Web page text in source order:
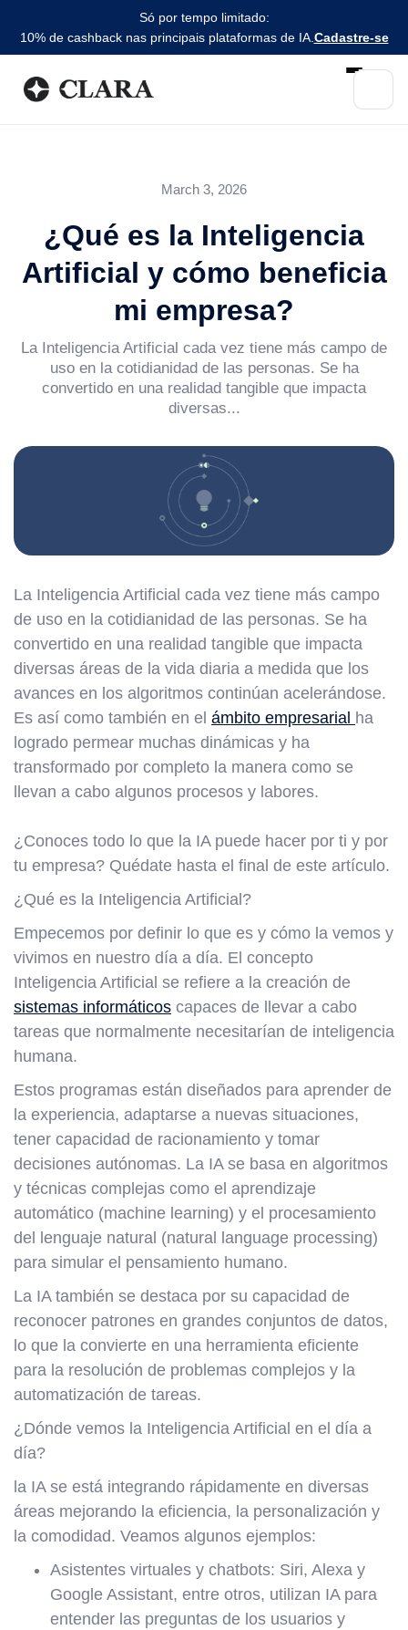
Só por tempo limitado:
10% de cashback nas principais plataformas de IA. Cadastre-se
March 3, 2026
¿Qué es la Inteligencia
Artificial y cómo beneficia
mi empresa?
La Inteligencia Artificial cada vez tiene más campo de
uso en la cotidianidad de las personas. Se ha
convertido en una realidad tangible que impacta
diversas...
La Inteligencia Artificial cada vez tiene más campo
de uso en la cotidianidad de las personas. Se ha
convertido en una realidad tangible que impacta
diversas áreas de la vida diaria a medida que los
avances en los algoritmos continúan acelerándose.
Es así como también en el ámbito empresarial ha
logrado permear muchas dinámicas y ha
transformado por completo la manera como se
llevan a cabo algunos procesos y labores.
¿Conoces todo lo que la IA puede hacer por ti y por
tu empresa? Quédate hasta el final de este artículo.
¿Qué es la Inteligencia Artificial?
Empecemos por definir lo que es y cómo la vemos y
vivimos en nuestro día a día. El concepto
Inteligencia Artificial se refiere a la creación de
sistemas informáticos capaces de llevar a cabo
tareas que normalmente necesitarían de inteligencia
humana.
Estos programas están diseñados para aprender de
la experiencia, adaptarse a nuevas situaciones,
tener capacidad de racionamiento y tomar
decisiones autónomas. La IA se basa en algoritmos
y técnicas complejas como el aprendizaje
automático (machine learning) y el procesamiento
del lenguaje natural (natural language processing)
para simular el pensamiento humano.
La IA también se destaca por su capacidad de
reconocer patrones en grandes conjuntos de datos,
lo que la convierte en una herramienta eficiente
para la resolución de problemas complejos y la
automatización de tareas.
¿Dónde vemos la Inteligencia Artificial en el día a
día?
la IA se está integrando rápidamente en diversas
áreas mejorando la eficiencia, la personalización y
la comodidad. Veamos algunos ejemplos:
Asistentes virtuales y chatbots: Siri, Alexa y
Google Assistant, entre otros, utilizan IA para
entender las preguntas de los usuarios y